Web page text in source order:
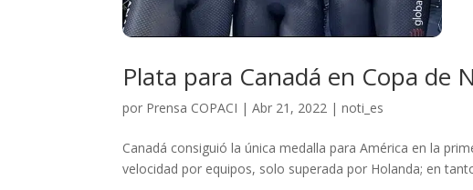
Plata para Canadá en Copa de
por Prensa COPACI |Abr 21, 2022 |noti_es
Canadá consiguió la única medalla para América en la
velocidad por equipos, solo superada por Holanda; en